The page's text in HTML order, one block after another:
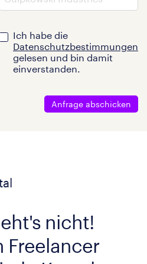
Ich habe die
Datenschutzbestimmungen
gelesen und bin damit
einverstanden.
Anfrage abschicken
nicht!
Freelancer